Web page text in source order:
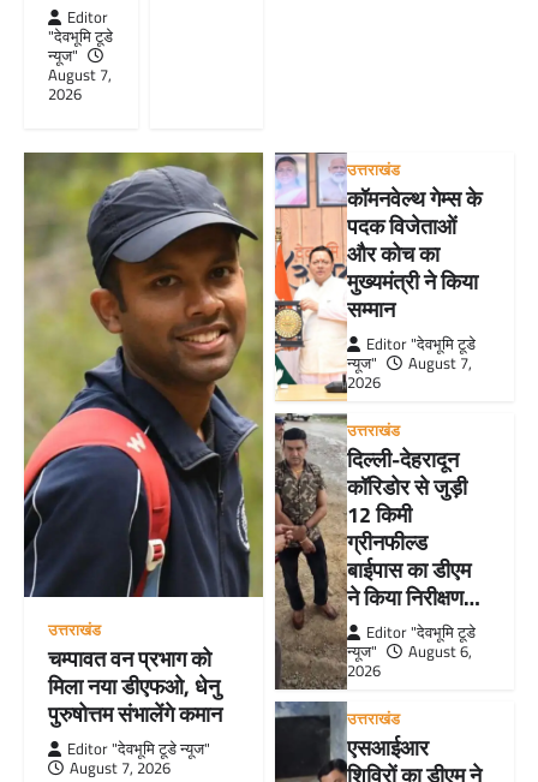
Editor
"देवभूमि टूडे
न्यूज"
August 7,
2026
उत्तराखंड
चम्पावत वन प्रभाग को
मिला नया डीएफओ, धेनु
पुरुषोत्तम संभालेंगे कमान
Editor "देवभूमि टूडे न्यूज"
August 7, 2026
उत्तराखंड
कॉमनवेल्थ गेम्स के
पदक विजेताओं
और कोच का
मुख्यमंत्री ने किया
सम्मान
Editor "देवभूमि टूडे
न्यूज"
August 7,
2026
उत्तराखंड
दिल्ली-देहरादून
कॉरिडोर से जुड़ी
12 किमी
ग्रीनफील्ड
बाईपास का डीएम
ने किया निरीक्षण…
Editor "देवभूमि टूडे
न्यूज"
August 6,
2026
उत्तराखंड
एसआईआर
शिविरों का डीएम ने